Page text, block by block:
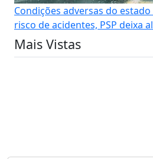
Condições adversas do
risco de acidentes, PSP deixa
Mais Vistas